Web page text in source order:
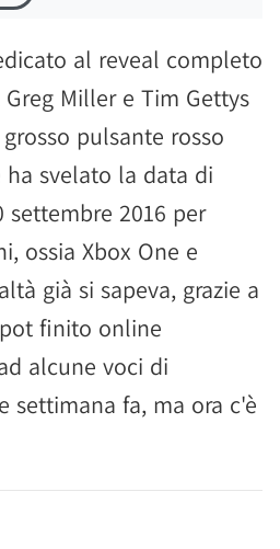
al reveal completo
Greg Miller e Tim Gettys
pulsante rosso
svelato la data di
2016 per
ossia Xbox One e
già si sapeva, grazie a
finito online
alcune voci di
settimana fa, ma ora c'è